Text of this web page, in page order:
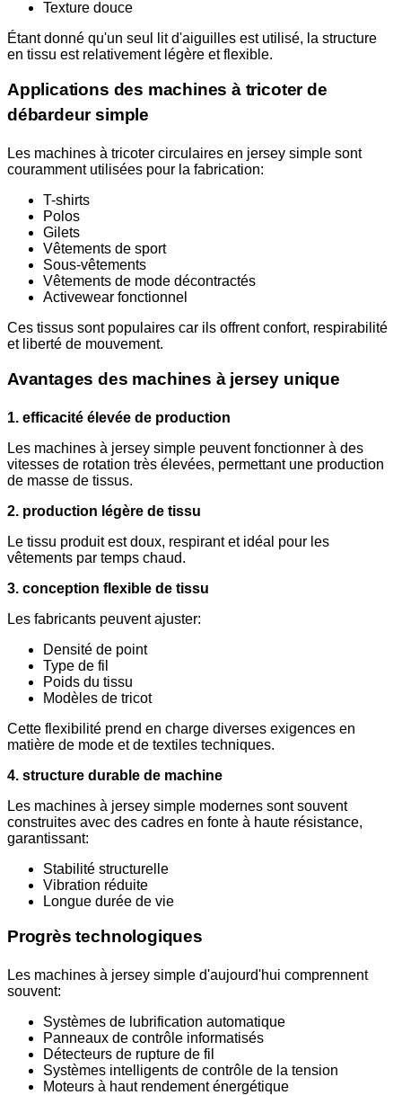
Texture douce
Étant donné qu'un seul lit d'aiguilles est utilisé, la structure
en tissu est relativement légère et flexible.
Applications des machines à tricoter de
débardeur simple
Les machines à tricoter circulaires en jersey simple sont
couramment utilisées pour la fabrication:
T-shirts
Polos
Gilets
Vêtements de sport
Sous-vêtements
Vêtements de mode décontractés
Activewear fonctionnel
Ces tissus sont populaires car ils offrent confort, respirabilité
et liberté de mouvement.
Avantages des machines à jersey unique
1. efficacité élevée de production
Les machines à jersey simple peuvent fonctionner à des
vitesses de rotation très élevées, permettant une production
de masse de tissus.
2. production légère de tissu
Le tissu produit est doux, respirant et idéal pour les
vêtements par temps chaud.
3. conception flexible de tissu
Les fabricants peuvent ajuster:
Densité de point
Type de fil
Poids du tissu
Modèles de tricot
Cette flexibilité prend en charge diverses exigences en
matière de mode et de textiles techniques.
4. structure durable de machine
Les machines à jersey simple modernes sont souvent
construites avec des cadres en fonte à haute résistance,
garantissant:
Stabilité structurelle
Vibration réduite
Longue durée de vie
Progrès technologiques
Les machines à jersey simple d'aujourd'hui comprennent
souvent:
Systèmes de lubrification automatique
Panneaux de contrôle informatisés
Détecteurs de rupture de fil
Systèmes intelligents de contrôle de la tension
Moteurs à haut rendement énergétique